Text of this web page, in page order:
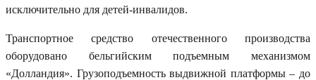
исключительно для детей-инвалидов.
Транспортное средство отечественного производства
оборудовано бельгийским подъемным механизмом
«Долландия». Грузоподъемность выдвижной платформы – до